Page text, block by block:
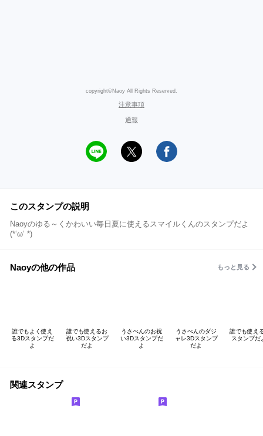
copyright©Naoy All Rights Reserved.
注意事項
通報
このスタンプの説明
Naoyのゆる～くかわいい毎日夏に使えるスマイルくんのスタンプだよ
(*‘ω‘ *)
Naoyの他の作品 もっと見る
誰でもよく使え
る3Dスタンプだ
よ
誰でも使えるお
祝い3Dスタンプ
だよ
うさぺんのお祝
い3Dスタンプだ
よ
うさぺんのダジ
ャレ3Dスタンプ
だよ
誰でも使え
スタンプだ
関連スタンプ